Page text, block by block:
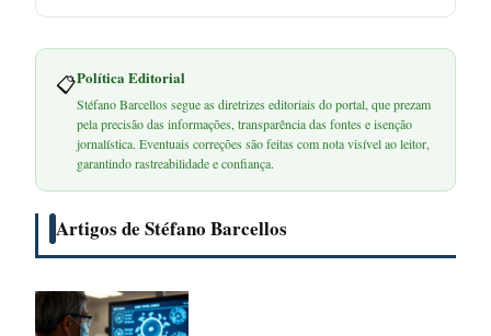
📋Política Editorial
Stéfano Barcellos segue as diretrizes editoriais do portal, que prezam
pela precisão das informações, transparência das fontes e isenção
jornalística. Eventuais correções são feitas com nota visível ao leitor,
garantindo rastreabilidade e confiança.
Artigos de Stéfano Barcellos